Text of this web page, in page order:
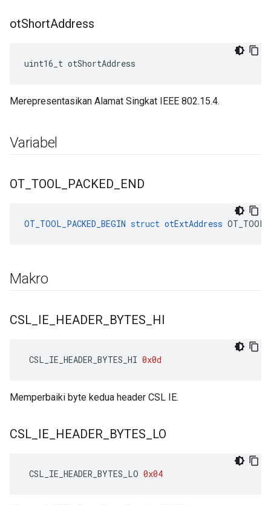
otShortAddress
uint16_t otShortAddress
Merepresentasikan Alamat Singkat IEEE 802.15.4.
Variabel
OT TOOL PACKED END
OT_TOOL_PACKED_BEGIN struct otExtAddress
Makro
CSL IE HEADER BYTES HI
CSL_IE_HEADER_BYTES_HI 0x0d
Memperbaiki byte kedua header CSL IE.
CSL IE HEADER BYTES LO
CSL_IE_HEADER_BYTES_LO 0x04